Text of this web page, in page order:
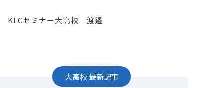
KLCセミナー大高校 渡邊
大高校最新記事